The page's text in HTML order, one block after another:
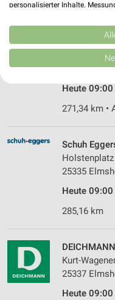
289,02 km •
RENO
Gablonzer
24610
Heute
271,34 km •
Schuh
25335
Heute
285,16 km
Kurt-
25337
Heute
personalisierter Inhalte.
Kombinationen von Daten aus
Verbesserung der Angebote.
von Inhalten.
Daten können außerhalb der
USA gesendet werden.
Website/App.
Partnerliste anzeigen (1
Speichern von oder
auf einem Endgerät
Verwendung
Verwendung von
personalisierter Werbung
Erstellung von Profilen